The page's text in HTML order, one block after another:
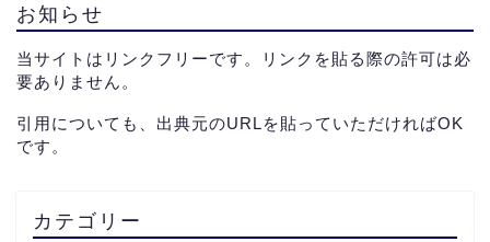
お知らせ
当サイトはリンクフリーです。リンクを貼る際の許可は必
要ありません。
引用についても、出典元のURLを貼っていただければOK
です。
カテゴリー